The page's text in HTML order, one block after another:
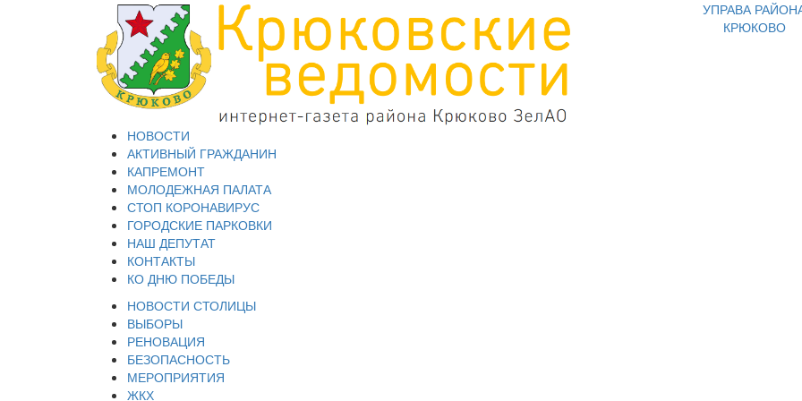
УПРАВА
КРЮКОВО
НОВОСТИ
АКТИВНЫЙ ГРАЖДАНИН
КАПРЕМОНТ
МОЛОДЕЖНАЯ ПАЛАТА
СТОП КОРОНАВИРУС
ГОРОДСКИЕ ПАРКОВКИ
НАШ ДЕПУТАТ
КОНТАКТЫ
КО ДНЮ ПОБЕДЫ
НОВОСТИ СТОЛИЦЫ
ВЫБОРЫ
РЕНОВАЦИЯ
БЕЗОПАСНОСТЬ
МЕРОПРИЯТИЯ
ЖКХ